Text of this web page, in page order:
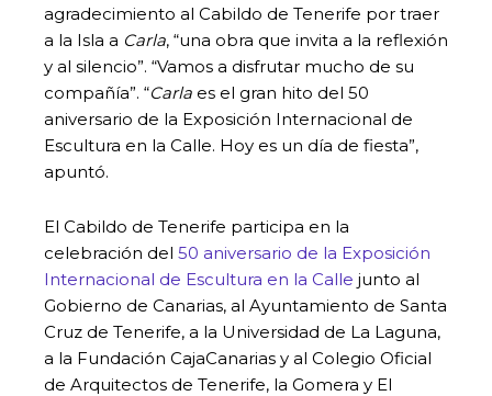
agradecimiento al Cabildo de Tenerife por traer
a la Isla a Carla, “una obra que invita a la reflexión
y al silencio”. “Vamos a disfrutar mucho de su
compañía”. “Carla es el gran hito del 50
aniversario de la Exposición Internacional de
Escultura en la Calle. Hoy es un día de fiesta”,
apuntó.
El Cabildo de Tenerife participa en la
celebración del 50 aniversario de la Exposición
Internacional de Escultura en la Calle junto al
Gobierno de Canarias, al Ayuntamiento de Santa
Cruz de Tenerife, a la Universidad de La Laguna,
a la Fundación CajaCanarias y al Colegio Oficial
de Arquitectos de Tenerife, la Gomera y El